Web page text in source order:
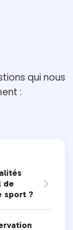
qui nous
:
de
sport ?
